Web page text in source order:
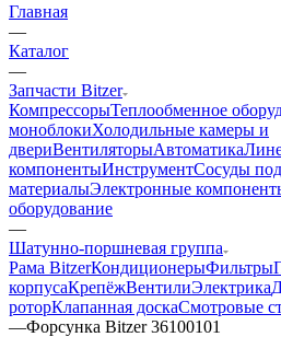
Главная
—
Каталог
—
Запчасти Bitzer
КомпрессорыТеплообменное
моноблокиХолодильные камеры и
двериВентиляторыАвтоматика
компонентыИнструментСосуды
материалыЭлектронные
оборудование
—
Шатунно-поршневая группа
Рама BitzerКондиционерыФильтры
корпусаКрепёжВентилиЭлектрика
роторКлапанная доскаСмотровые
—Форсунка Bitzer 36100101